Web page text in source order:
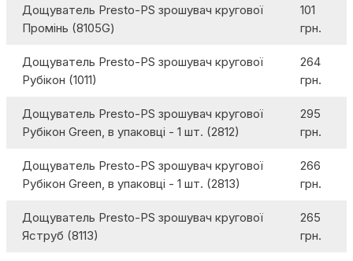
Дощуватель Presto-PS зрошувач кругової
Промінь (8105G)
101
грн.
Дощуватель Presto-PS зрошувач кругової
Рубікон (1011)
264
грн.
Дощуватель Presto-PS зрошувач кругової
Рубікон Green, в упаковці - 1 шт. (2812)
295
грн.
Дощуватель Presto-PS зрошувач кругової
Рубікон Green, в упаковці - 1 шт. (2813)
266
грн.
Дощуватель Presto-PS зрошувач кругової
Яструб (8113)
265
грн.